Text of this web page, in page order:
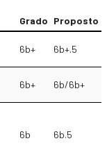
Grado Proposto
6b+ 6b+.5
6b+ 6b/6b+
6b 6b.5